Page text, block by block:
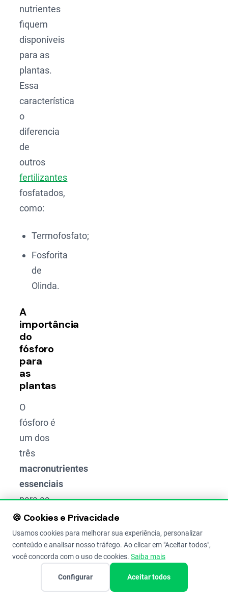
nutrientes
fiquem
disponíveis
para as
plantas.
Essa
característica
o
diferencia
de
outros
fertilizantes
fosfatados,
como:
Termofosfato;
Fosforita
de
Olinda.
A
importância
do
fósforo
para
as
plantas
O
fósforo é
um dos
três
macronutrientes
essenciais
para as
plantas,
junto
com o
nitrogênio
potássio.
🍪 Cookies e Privacidade
Usamos cookies para melhorar sua experiência, personalizar
conteúdo e analisar nosso tráfego. Ao clicar em "Aceitar todos",
você concorda com o uso de cookies. Saiba mais
Configurar Aceitar todos